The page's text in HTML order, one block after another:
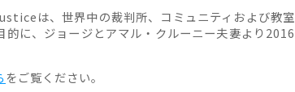
は、世界中の裁判所、コミュニティおよび教室
的に、ジョージとアマル・クルーニー夫妻より2016
をご覧ください。